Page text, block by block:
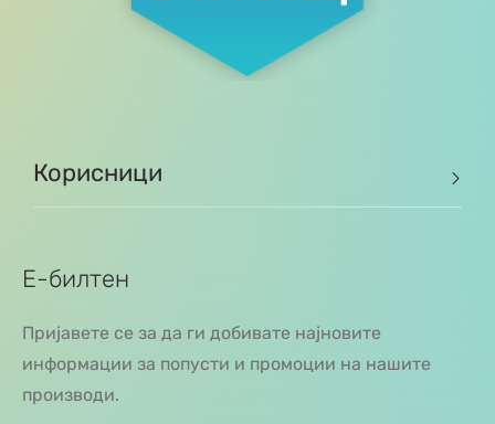
Корисници
Е-билтен
Пријавете се за да ги добивате најновите
информации за попусти и промоции на нашите
производи.